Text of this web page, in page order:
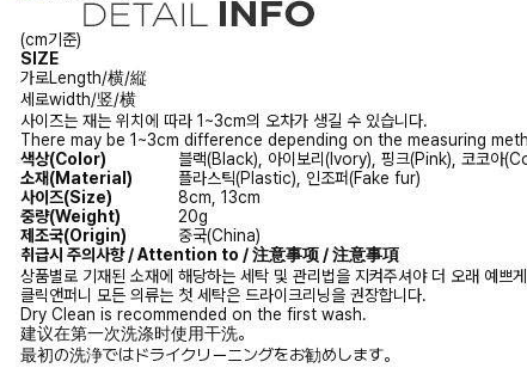
(cm기준)
SIZE
가로Length/横/縦
세로width/竖/横
사이즈는 재는 위치에 따라 1~3cm의 오차가 생길 수 있습니다.
There may be 1~3cm difference depending on the measuring
색상(Color)
블랙(Black), 아이보리(Ivory), 핑크(Pink), 코코아
소재(Material)
플라스틱(Plastic), 인조퍼(Fake fur)
사이즈(Size)
8cm, 13cm
중량(Weight)
20g
제조국(Origin)
중국(China)
취급시 주의사항 / Attention to / 注意事项 / 注意事項
상품별로 기재된 소재에 해당하는 세탁 및 관리법을 지켜주셔야 더 오래 예쁘
클릭앤퍼니 모든 의류는 첫 세탁은 드라이크리닝을 권장합니다.
Dry Clean is recommended on the first wash.
建议在第一次洗涤时使用干洗。
最初の洗浄ではドライクリーニングをお勧めします。